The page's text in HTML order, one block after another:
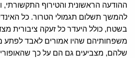
ההודעה הראשונית והטירוף התקשורתי,
להמשך תשלום תגמולי הטרור. כל
בשטח, כולל היעדר כל זעקה ציבורית
משפחותיהם שהיו אמורים לאבד לפתע
שלהם, מצביעים גם הם על כך